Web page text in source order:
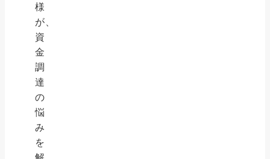
様
が、
資
金
調
達
の
悩
み
を